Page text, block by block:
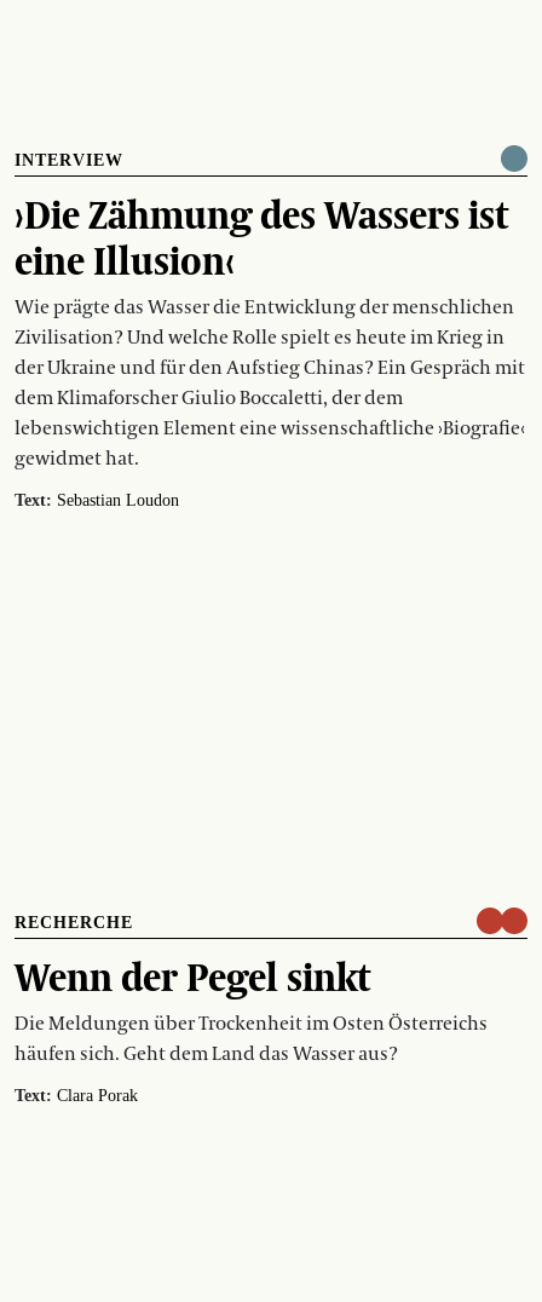
INTERVIEW
›Die Zähmung des Wassers ist
eine Illusion‹
Wie prägte das Wasser die Entwicklung der menschlichen
Zivilisation? Und welche Rolle spielt es heute im Krieg in
der Ukraine und für den Aufstieg Chinas? Ein Gespräch mit
dem Klimaforscher Giulio Boccaletti, der dem
lebenswichtigen Element eine wissenschaftliche ›Biografie‹
gewidmet hat.
Text: Sebastian Loudon
RECHERCHE
Wenn der Pegel sinkt
Die Meldungen über Trockenheit im Osten Österreichs
häufen sich. Geht dem Land das Wasser aus?
Text: Clara Porak